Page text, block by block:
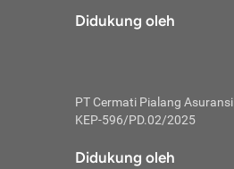
tidak
skor
Didukung oleh
PT Cermati Pialang Asuransi
KEP-596/PD.02/2025
Didukung oleh